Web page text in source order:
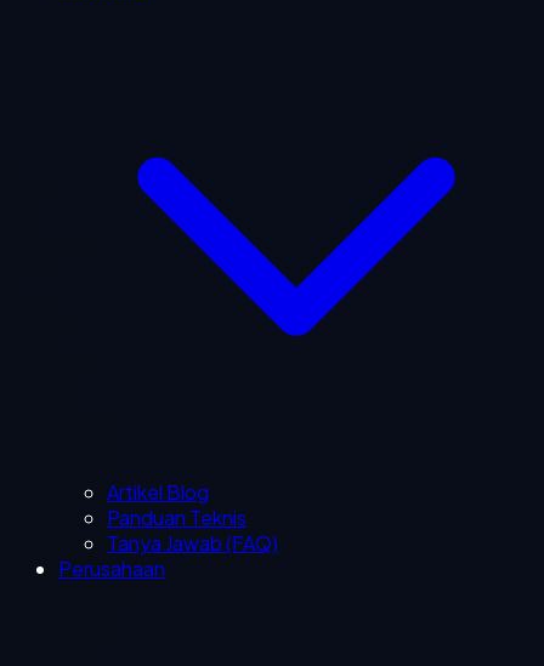
Artikel Blog
Panduan Teknis
Tanya Jawab (FAQ)
Perusahaan